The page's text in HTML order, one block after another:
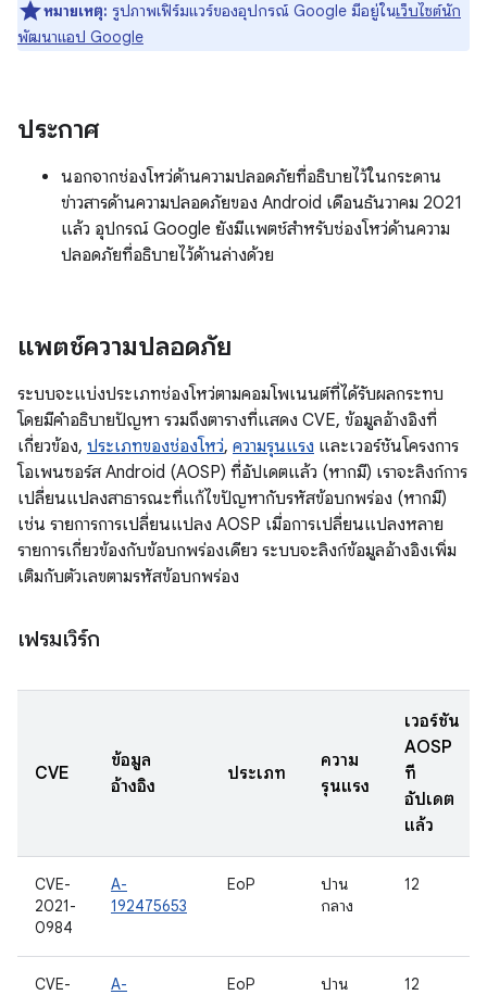
หมายเหตุ: รูปภาพเฟิร์มแวร์ของอุปกรณ์ Google มีอยู่ในเว็บไซต์นัก
พัฒนาแอป Google
ประกาศ
นอกจากช่องโหว่ด้านความปลอดภัยที่อธิบายไว้ในกระดาน
ข่าวสารด้านความปลอดภัยของ Android เดือนธันวาคม 2021
แล้ว อุปกรณ์ Google ยังมีแพตช์สำหรับช่องโหว่ด้านความ
ปลอดภัยที่อธิบายไว้ด้านล่างด้วย
แพตช์ความปลอดภัย
ระบบจะแบ่งประเภทช่องโหว่ตามคอมโพเนนต์ที่ได้รับผลกระทบ
โดยมีคำอธิบายปัญหา รวมถึงตารางที่แสดง CVE, ข้อมูลอ้างอิงที่
เกี่ยวข้อง, ประเภทของช่องโหว่, ความรุนแรง และเวอร์ชันโครงการ
โอเพนซอร์ส Android (AOSP) ที่อัปเดตแล้ว (หากมี) เราจะลิงก์การ
เปลี่ยนแปลงสาธารณะที่แก้ไขปัญหากับรหัสข้อบกพร่อง (หากมี)
เช่น รายการการเปลี่ยนแปลง AOSP เมื่อการเปลี่ยนแปลงหลาย
รายการเกี่ยวข้องกับข้อบกพร่องเดียว ระบบจะลิงก์ข้อมูลอ้างอิงเพิ่ม
เติมกับตัวเลขตามรหัสข้อบกพร่อง
เฟรมเวิร์ก
CVE
ข้อมูล
อ้างอิง
ประเภท
ความ
รุนแรง
เวอร์ชัน
AOSP
ที่
อัปเดต
แล้ว
CVE-
2021-
0984
A-
192475653
EoP
ปาน
กลาง
12
CVE-
A-
EoP
ปาน
12